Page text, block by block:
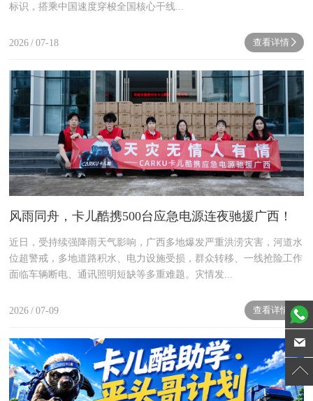
标识，搭乘中国速度穿梭全国核心干线...
查看详情 next
2026 / 07-18
风雨同舟，卡儿酷携500台应急电源连夜驰援广西！
近日，受持续强降雨天气影响，广西多地爆发严重洪涝灾害，河道水
位超警戒，多地道路积水、电力设施受损，群众转移、一线抢险工作
面临车辆断电、通讯照明短缺等多重难题。灾情发...
查看详情next
2026 / 07-09